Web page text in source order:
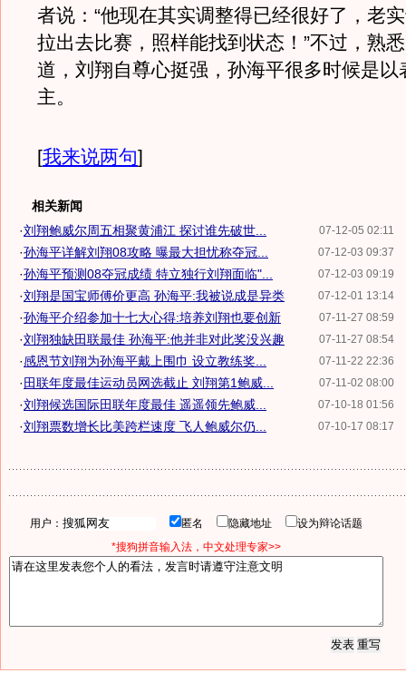
者说：“他现在其实调整得已经很好了，老
拉出去比赛，照样能找到状态！”不过，熟
道，刘翔自尊心挺强，孙海平很多时候是以
主。
[我来说两句]
相关新闻
07-12-05 02:11
·刘翔鲍威尔周五相聚黄浦江 探讨谁先破世...
07-12-03 09:37
·孙海平详解刘翔08攻略 曝最大担忧称夺冠...
07-12-03 09:19
·孙海平预测08夺冠成绩 特立独行刘翔面临"...
07-12-01 13:14
·刘翔是国宝师傅价更高 孙海平:我被说成是异类
07-11-27 08:59
·孙海平介绍参加十七大心得:培养刘翔也要创新
07-11-27 08:54
·刘翔独缺田联最佳 孙海平:他并非对此奖没兴趣
07-11-22 22:36
·感恩节刘翔为孙海平戴上围巾 设立教练奖...
07-11-02 08:00
· 田联年度最佳运动员网选截止 刘翔第1鲍威...
07-10-18 01:56
·刘翔候选国际田联年度最佳 遥遥领先鲍威...
07-10-17 08:17
·刘翔票数增长比美跨栏速度 飞人鲍威尔仍...
用户： 匿名 隐藏地址
设为辩论话题
*搜狗拼音输入法，中文处理专家>>